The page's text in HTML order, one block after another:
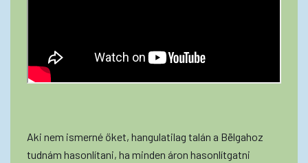
Aki nem ismerné őket, hangulatilag talán a Bëlgahoz
tudnám hasonlítani, ha minden áron hasonlítgatni